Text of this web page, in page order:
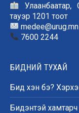
Улаанбаатар,
тауэр 1201 тоот
medee@urug.mn
7600 2244
БИДНИЙ ТУХАЙ
Бид хэн бэ?
Бидэнтэй